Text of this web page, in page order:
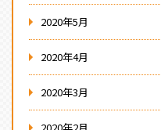
2020年5月
2020年4月
2020年3月